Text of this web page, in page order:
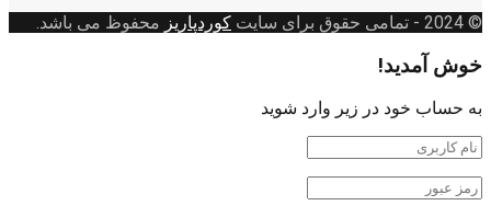
© 2024
- تمامی حقوق برای سایت کوردپاریز محفوظ می باشد.
خوش آمدید!
به حساب خود در زیر وارد شوید